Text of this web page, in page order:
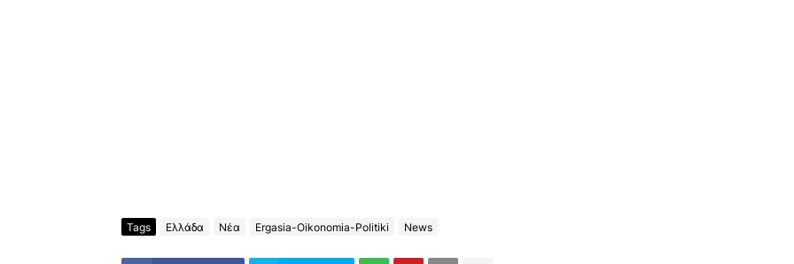
Tags Ελλάδα Νέα Ergasia-Oikonomia-Politiki News